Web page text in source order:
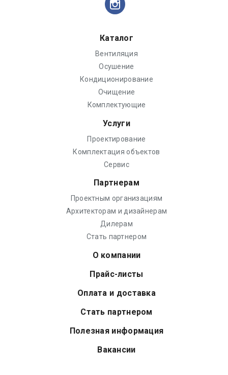
Каталог
Вентиляция
Осушение
Кондиционирование
Очищение
Комплектующие
Услуги
Проектирование
Комплектация объектов
Сервис
Партнерам
Проектным организациям
Архитекторам и дизайнерам
Дилерам
Стать партнером
О компании
Прайс-листы
Оплата и доставка
Стать партнером
Полезная информация
Вакансии